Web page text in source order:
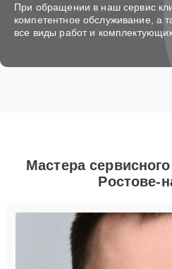
При обращении в наш сервис
компетентное обслуживание, а
все виды работ и
Мастера
Ростове-